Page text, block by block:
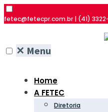
fetec@fetecpr.com.br | (41)
✕ Menu
Home
A FETEC
Diretoria